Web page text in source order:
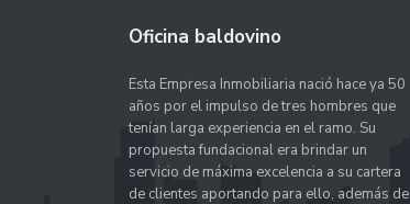
Oficina baldovino
Esta Empresa Inmobiliaria nació hace ya 50
años por el impulso de tres hombres que
tenían larga experiencia en el ramo. Su
propuesta fundacional era brindar un
servicio de máxima excelencia a su cartera
de clientes aportando para ello, además de